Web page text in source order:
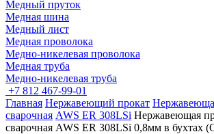
Медный пруток
Медная шина
Медный лист
Медная проволока
Медно-никелевая проволока
Медная труба
Медно-никелевая труба
+7 812 467-99-01
Главная Нержавеющий прокат
сварочная AWS ER 308LSi Нержавеющая
сварочная AWS ER 308LSi 0,8мм в бухтах